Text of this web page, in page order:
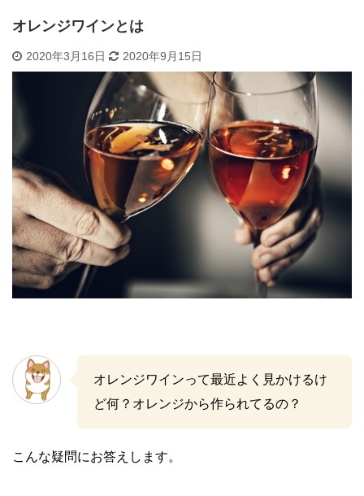
オレンジワインとは
2020年3月16日 2020年9月15日
オレンジワインって最近よく見かけるけ
ど何？オレンジから作られてるの？
こんな疑問にお答えします。